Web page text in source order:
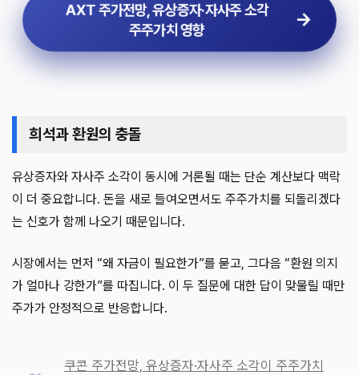
AXT 주가전망, 유상증자·자사주 소각
주주가치 영향
희석과 환원의 충돌
유상증자와 자사주 소각이 동시에 거론될 때는 단순 계산보다 맥락
이 더 중요합니다. 돈을 새로 들여오면서도 주주가치를 되돌리겠다
는 신호가 함께 나오기 때문입니다.
시장에서는 먼저 “왜 자금이 필요한가”를 묻고, 그다음 “환원 의지
가 얼마나 강한가”를 따집니다. 이 두 질문에 대한 답이 맞물릴 때만
주가가 안정적으로 반응합니다.
쿠콘 주가전망, 유상증자·자사주 소각이 주주가치